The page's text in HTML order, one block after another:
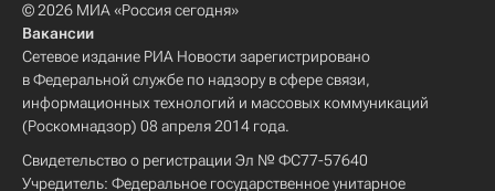
© 2026 МИА «Россия сегодня»
Вакансии
Сетевое издание РИА Новости зарегистрировано
в Федеральной службе по надзору в сфере связи,
информационных технологий и массовых коммуникаций
(Роскомнадзор) 08 апреля 2014 года.
Свидетельство о регистрации Эл № ФС77-57640
Учредитель: Федеральное государственное унитарное